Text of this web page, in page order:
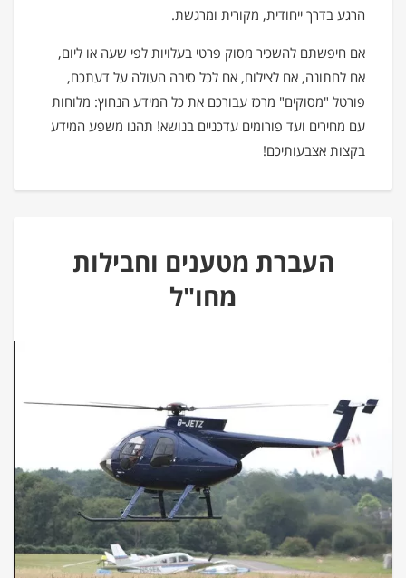
הרגע בדרך ייחודית, מקורית ומרגשת.
אם חיפשתם להשכיר מסוק פרטי בעלויות לפי שעה או ליום,
אם לחתונה, אם לצילום, אם לכל סיבה העולה על דעתכם,
פורטל "מסוקים" מרכז עבורכם את כל המידע הנחוץ: מלוחות
עם מחירים ועד פורומים עדכניים בנושא! תהנו משפע המידע
בקצות אצבעותיכם!
העברת מטענים וחבילות
מחו"ל